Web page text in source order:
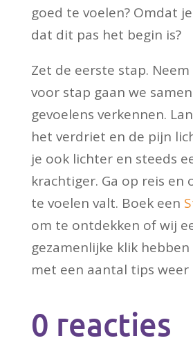
goed te voelen? Omdat
dat dit pas het begin is?
Zet de eerste stap.
voor stap gaan we
gevoelens verkennen.
het verdriet en de pijn
je ook lichter en steeds
krachtiger. Ga op reis en
te voelen valt. Boek een
om te ontdekken of wij
gezamenlijke klik
met een aantal tips weer
0 reacties